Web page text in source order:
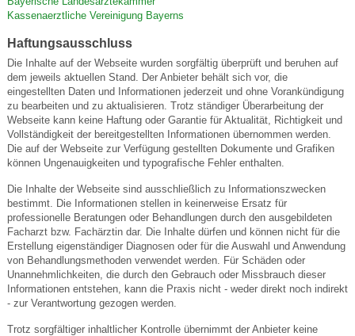
Kassenaerztliche Vereinigung Bayerns
Haftungsausschluss
Die Inhalte auf der Webseite wurden sorgfältig überprüft und beruhen auf
dem jeweils aktuellen Stand. Der Anbieter behält sich vor, die
eingestellten Daten und Informationen jederzeit und ohne Vorankündigung
zu bearbeiten und zu aktualisieren. Trotz ständiger Überarbeitung der
Webseite kann keine Haftung oder Garantie für Aktualität, Richtigkeit und
Vollständigkeit der bereitgestellten Informationen übernommen werden.
Die auf der Webseite zur Verfügung gestellten Dokumente und Grafiken
können Ungenauigkeiten und typografische Fehler enthalten.
Die Inhalte der Webseite sind ausschließlich zu Informationszwecken
bestimmt. Die Informationen stellen in keinerweise Ersatz für
professionelle Beratungen oder Behandlungen durch den ausgebildeten
Facharzt bzw. Fachärztin dar. Die Inhalte dürfen und können nicht für die
Erstellung eigenständiger Diagnosen oder für die Auswahl und Anwendung
von Behandlungsmethoden verwendet werden. Für Schäden oder
Unannehmlichkeiten, die durch den Gebrauch oder Missbrauch dieser
Informationen entstehen, kann die Praxis nicht - weder direkt noch indirekt
- zur Verantwortung gezogen werden.
Trotz sorgfältiger inhaltlicher Kontrolle übernimmt der Anbieter keine